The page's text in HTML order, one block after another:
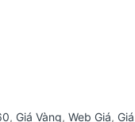
, Giá Vàng, Web Giá, Giá